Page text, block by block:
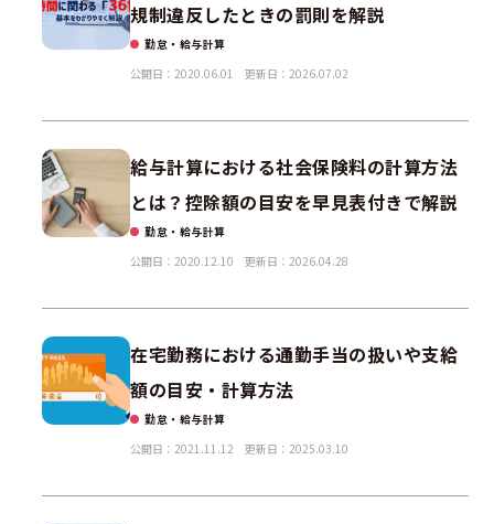
規制違反したときの罰則を解説
勤怠・給与計算
公開日：2020.06.01
更新日：2026.07.02
給与計算における社会保険料の計算方法
とは？控除額の目安を早見表付きで解説
勤怠・給与計算
公開日：2020.12.10
更新日：2026.04.28
在宅勤務における通勤手当の扱いや支給
額の目安・計算方法
勤怠・給与計算
公開日：2021.11.12
更新日：2025.03.10